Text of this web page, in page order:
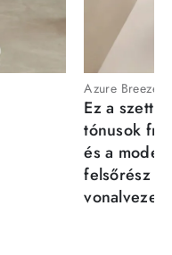
Azure Breeze
Ez a szett
tónusok
és a
felsőrész